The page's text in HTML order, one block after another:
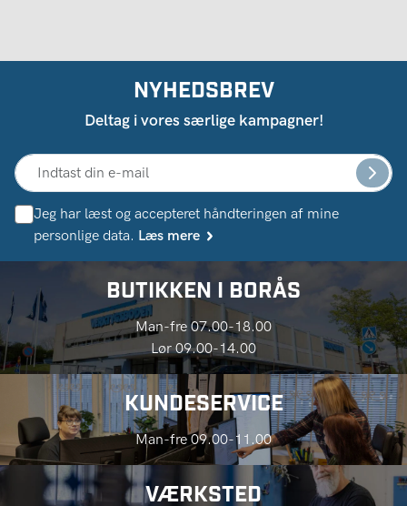
NYHEDSBREV
Deltag i vores særlige kampagner!
Jeg har læst og accepteret håndteringen af ​​mine
personlige data. Læs mere
BUTIKKEN I BORÅS
Man-fre 07.00-18.00
Lør 09.00-14.00
KUNDESERVICE
Man-fre 09.00-11.00
VÆRKSTED